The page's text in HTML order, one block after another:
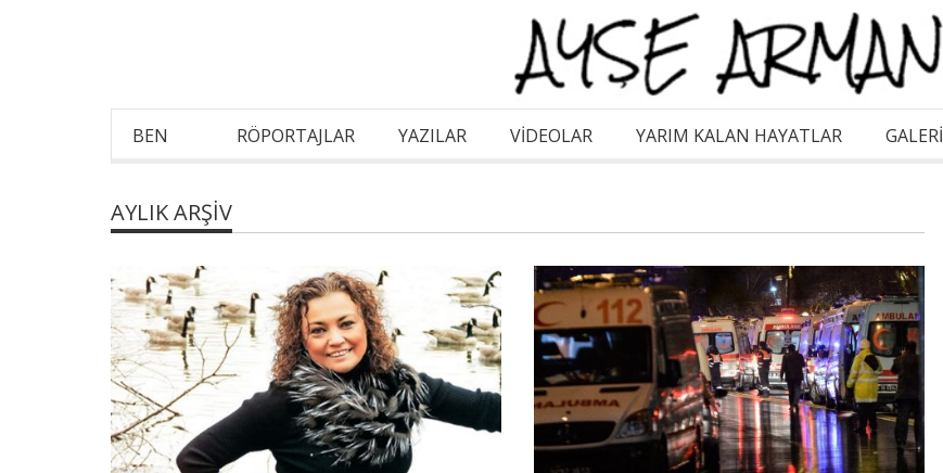
BEN RÖPORTAJLAR YAZILAR VİDEOLAR YARIM KALAN HAYATLAR GALERI
AYLIK ARŞIV